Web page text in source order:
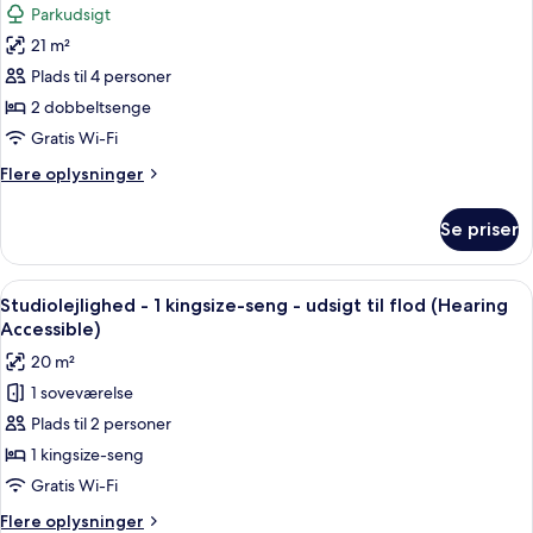
(Mobility
Accessible,
Tub)
af
Studiolejlighed
-
2
dobbeltsenge
-
parkudsigt
Accessible)
Parkudsigt
21 m²
Plads til 4 personer
2 dobbeltsenge
Gratis Wi-Fi
Flere oplysninger
Flere
-
dobbeltsenge
-
(Hearing
Accessible)
Se priser
Indlæs
alle
billeder
af
Studiolejlighed
-
1
kingsize-
seng
Et natteliv med høje bygninger og
8
Studiolejlighed - 1 kingsize-seng - udsigt til flod (Hearing
Accessible)
20 m²
1 soveværelse
Plads til 2 personer
1 kingsize-seng
Gratis Wi-Fi
Flere oplysninger
Flere